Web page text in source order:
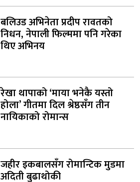
बलिउड अभिनेता प्रदीप रावतको
निधन, नेपाली फिल्ममा पनि गरेका
थिए अभिनय
रेखा थापाको ‘माया भनेकै यस्तो
होला’ गीतमा दिल श्रेष्ठसँग तीन
नायिकाको रोमान्स
जहीर इकबालसँग रोमान्टिक मुडमा
अदिती बुढाथोकी